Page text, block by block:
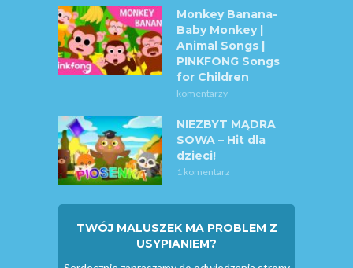
Monkey Banana-
Baby Monkey |
Animal Songs |
PINKFONG Songs
for Children
komentarzy
NIEZBYT MĄDRA
SOWA – Hit dla
dzieci!
1 komentarz
TWÓJ MALUSZEK MA PROBLEM Z
USYPIANIEM?